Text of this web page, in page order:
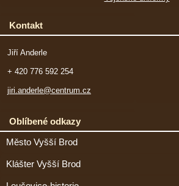
Kontakt
Jiří Anderle
+ 420 776 592 254
jiri.anderle@centrum.cz
Oblíbené odkazy
Město Vyšší Brod
Klášter Vyšší Brod